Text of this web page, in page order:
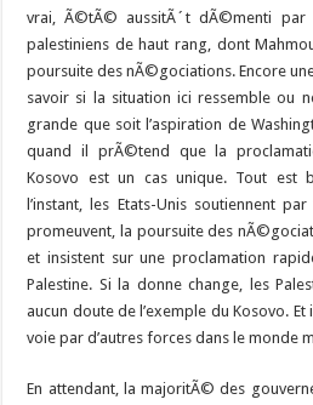
vrai, Ã©tÃ© aussitÃ´t dÃ©menti par
palestiniens de haut rang, dont
poursuite des nÃ©gociations. Encore
savoir si la situation ici ressemble ou
grande que soit l’aspiration de
quand il prÃ©tend que la
Kosovo est un cas unique. Tout est
l’instant, les Etats-Unis soutiennent
promeuvent, la poursuite des
et insistent sur une proclamation
Palestine. Si la donne change, les
aucun doute de l’exemple du Kosovo.
voie par d’autres forces dans le monde
En attendant, la majoritÃ© des